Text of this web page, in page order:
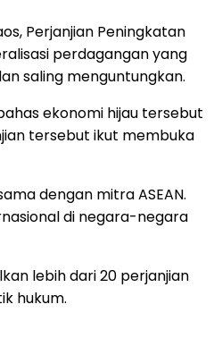
Perjanjian Peningkatan
perdagangan yang
saling menguntungkan.
ekonomi hijau tersebut
tersebut ikut membuka
dengan mitra ASEAN.
di negara-negara
lebih dari 20 perjanjian
hukum.